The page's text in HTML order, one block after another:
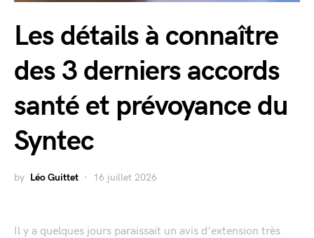
Les détails à connaître
des 3 derniers accords
santé et prévoyance du
Syntec
by Léo Guittet 16 juillet 2026
Il y a quelques jours paraissait un avis d'extension très